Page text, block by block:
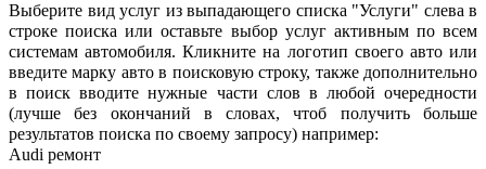
Выберите вид услуг из выпадающего списка "Услуги" слева в
строке поиска или оставьте выбор услуг активным по всем
системам автомобиля. Кликните на логотип своего авто или
введите марку авто в поисковую строку, также дополнительно
в поиск вводите нужные части слов в любой очередности
(лучше без окончаний в словах, чтоб получить больше
результатов поиска по своему запросу) например:
Audi ремонт